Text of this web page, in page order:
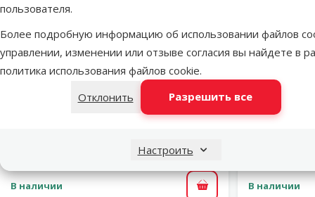
пользователя.
Более подробную информацию об использовании файлов
управлении, изменении или отзыве согласия вы найдете в
политика использования файлов cookie.
Отклонить
Разрешить все
Настроить
Сено с васильком – Nature Land
Meadow hay with cornflower, 650 г
Оценка 0%
марка
В наличии В корзину
Сено с
В наличии